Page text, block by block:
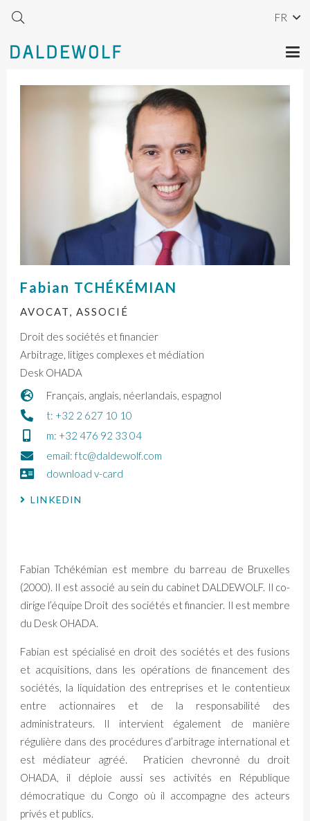
FR
Fabian Tchékémian est membre du barreau de Bruxelles
(2000). Il est associé au sein du cabinet DALDEWOLF. Il co-
dirige l’équipe Droit des sociétés et financier. Il est membre
du Desk OHADA.
Fabian est spécialisé en droit des sociétés et des fusions
et acquisitions, dans les opérations de financement des
sociétés, la liquidation des entreprises et le contentieux
entre actionnaires et de la responsabilité des
administrateurs. Il intervient également de manière
régulière dans des procédures d’arbitrage international et
est médiateur agréé. Praticien chevronné du droit
OHADA, il déploie aussi ses activités en République
démocratique du Congo où il accompagne des acteurs
privés et publics.
Fabian TCHÉKÉMIAN
AVOCAT, ASSOCIÉ
Droit des sociétés et financier
Arbitrage, litiges complexes et médiation
Desk OHADA
Français, anglais, néerlandais, espagnol
t: +32 2 627 10 10
m: +32 476 92 33 04
email: ftc@daldewolf.com
download v-card
LINKEDIN